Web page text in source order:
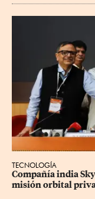
TECNOLOGÍA
Compañía india
misión orbital